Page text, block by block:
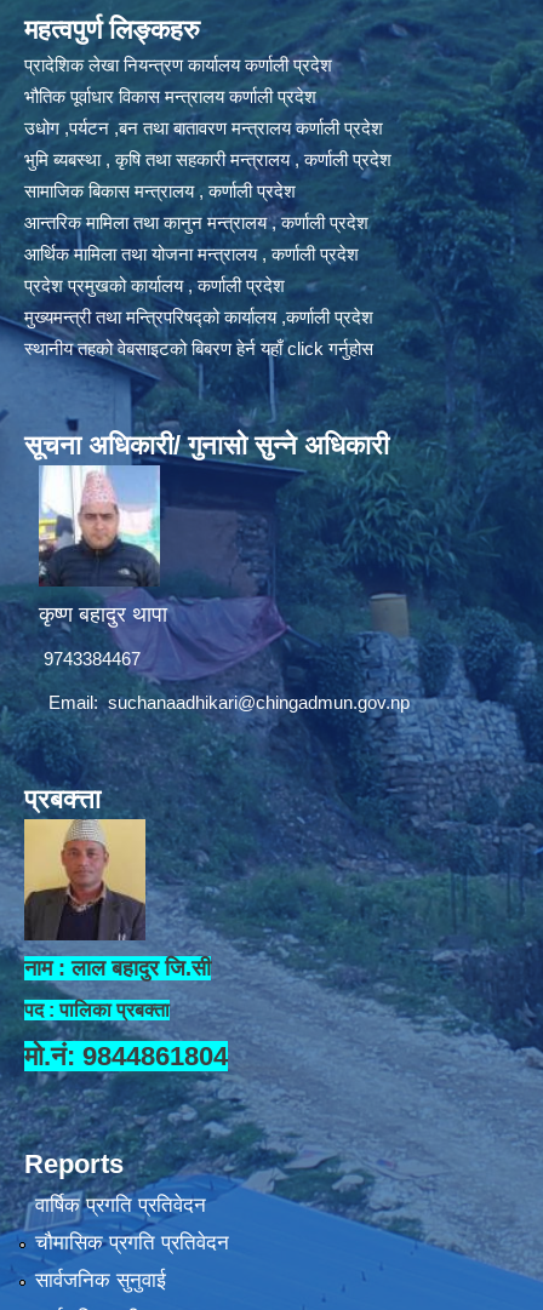
महत्वपुर्ण लिङ्कहरु
प्रादेशिक लेखा नियन्त्रण कार्यालय कर्णाली प्रदेश
भौतिक पूर्वाधार विकास मन्त्रालय कर्णाली प्रदेश
उधोग ,पर्यटन ,बन तथा बातावरण मन्त्रालय कर्णाली प्रदेश
भुमि ब्यबस्था , कृषि तथा सहकारी मन्त्रालय , कर्णाली प्रदेश
सामाजिक बिकास मन्त्रालय , कर्णाली प्रदेश
आन्तरिक मामिला तथा कानुन मन्त्रालय , कर्णाली प्रदेश
आर्थिक मामिला तथा योजना मन्त्रालय , कर्णाली प्रदेश
प्रदेश प्रमुखको कार्यालय , कर्णाली प्रदेश
मुख्यमन्त्री तथा मन्त्रिपरिषद्को कार्यालय ,कर्णाली प्रदेश
स्थानीय तहको वेबसाइटको बिबरण हेर्न यहाँ click गर्नुहोस
सूचना अधिकारी/ गुनासो सुन्ने अधिकारी
कृष्ण बहादुर थापा
9743384467
Email:suchanaadhikari@chingadmun.gov.np
प्रबक्त्ता
नाम : लाल बहादुर जि.सी
पद : पालिका प्रबक्ता
मो.नं: 9844861804
Reports
वार्षिक प्रगति प्रतिवेदन
चौमासिक प्रगति प्रतिवेदन
सार्वजनिक सुनुवाई